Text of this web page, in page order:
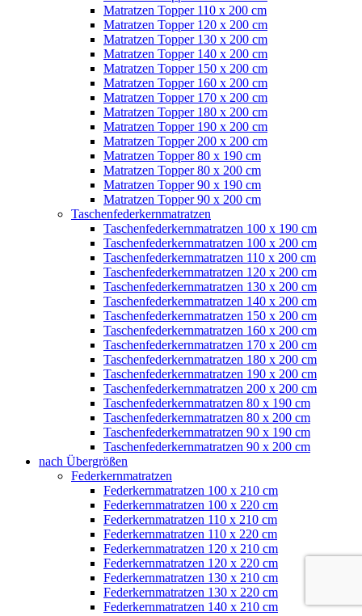
Matratzen Topper 110 x 200 cm
Matratzen Topper 120 x 200 cm
Matratzen Topper 130 x 200 cm
Matratzen Topper 140 x 200 cm
Matratzen Topper 150 x 200 cm
Matratzen Topper 160 x 200 cm
Matratzen Topper 170 x 200 cm
Matratzen Topper 180 x 200 cm
Matratzen Topper 190 x 200 cm
Matratzen Topper 200 x 200 cm
Matratzen Topper 80 x 190 cm
Matratzen Topper 80 x 200 cm
Matratzen Topper 90 x 190 cm
Matratzen Topper 90 x 200 cm
Taschenfederkernmatratzen
Taschenfederkernmatratzen 100 x 190 cm
Taschenfederkernmatratzen 100 x 200 cm
Taschenfederkernmatratzen 110 x 200 cm
Taschenfederkernmatratzen 120 x 200 cm
Taschenfederkernmatratzen 130 x 200 cm
Taschenfederkernmatratzen 140 x 200 cm
Taschenfederkernmatratzen 150 x 200 cm
Taschenfederkernmatratzen 160 x 200 cm
Taschenfederkernmatratzen 170 x 200 cm
Taschenfederkernmatratzen 180 x 200 cm
Taschenfederkernmatratzen 190 x 200 cm
Taschenfederkernmatratzen 200 x 200 cm
Taschenfederkernmatratzen 80 x 190 cm
Taschenfederkernmatratzen 80 x 200 cm
Taschenfederkernmatratzen 90 x 190 cm
Taschenfederkernmatratzen 90 x 200 cm
nach Übergrößen
Federkernmatratzen
Federkernmatratzen 100 x 210 cm
Federkernmatratzen 100 x 220 cm
Federkernmatratzen 110 x 210 cm
Federkernmatratzen 110 x 220 cm
Federkernmatratzen 120 x 210 cm
Federkernmatratzen 120 x 220 cm
Federkernmatratzen 130 x 210 cm
Federkernmatratzen 130 x 220 cm
Federkernmatratzen 140 x 210 cm